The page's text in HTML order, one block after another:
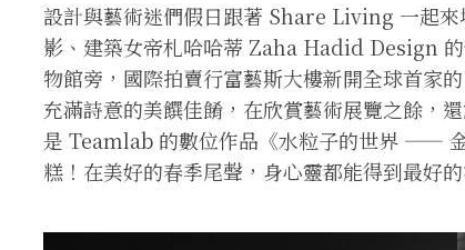
設計與藝術迷們假日跟著 Share Living 一起
影、建築女帝札哈哈蒂 Zaha Hadid Design
物館旁，國際拍賣行富藝斯大樓新開全球首家
充滿詩意的美饌佳餚，在欣賞藝術展覽之餘，
是 Teamlab 的數位作品《水粒子的世界 ——
糕！在美好的春季尾聲，身心靈都能得到最